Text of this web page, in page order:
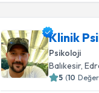
Klinik
Psikoloji
Balıkesir,
5 (10